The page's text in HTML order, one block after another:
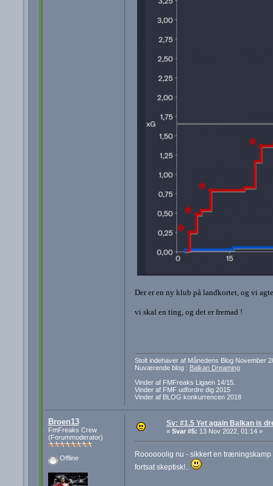
Der er en ny klub på landkortet, og vi
vi skal en ting, og det er fremad !
Stolt indehaver af Månedens Blog November
Nuværende blog : Balkan Dreaming
Vinder af FMFreaks Ligaen 14/15.
Vinder af FMF udfordre dig 2015
Vinder af BLOG konkurrencen 2018
Broen13
FmFreaks Crew
(Forummoderator)
Offline
Sv: #1.5 Yet again Balkan is
« Svar #5: 13 Nov 2022, 01:14 »
Roooooolig nu - sikkert en
fortsat skeptisk!..